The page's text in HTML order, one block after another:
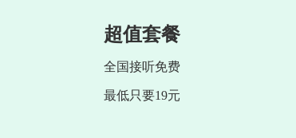
超值套餐
全国接听免费
最低只要19元